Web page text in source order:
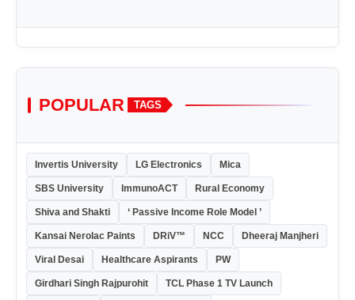
POPULAR TAGS
Invertis University LG Electronics Mica
SBS University ImmunoACT Rural Economy
Shiva and Shakti ‘ Passive Income Role Model ’
Kansai Nerolac Paints DRiV™ NCC Dheeraj Manjheri
Viral Desai Healthcare Aspirants PW
Girdhari Singh Rajpurohit TCL Phase 1 TV Launch